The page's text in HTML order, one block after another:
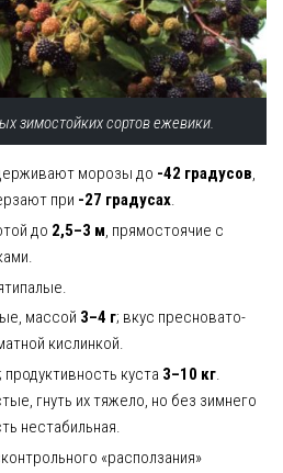
зимостойких сортов ежевики.
морозы до -42 градусов,
при -27 градусах.
до 2,5–3 м, прямостоячие с
массой 3–4 г; вкус пресновато-
кислинкой.
куста 3–10 кг.
гнуть их тяжело, но без зимнего
нестабильная.
«расползания»